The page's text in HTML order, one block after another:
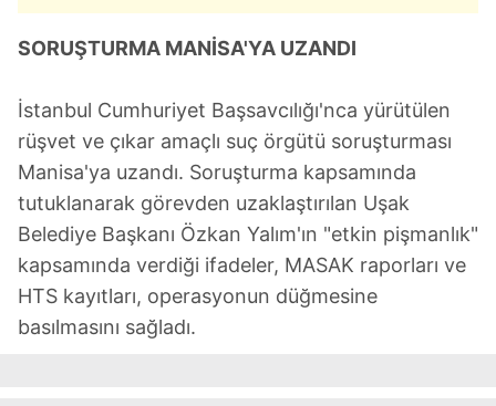
SORUŞTURMA MANİSA'YA UZANDI
İstanbul Cumhuriyet Başsavcılığı'nca yürütülen
rüşvet ve çıkar amaçlı suç örgütü soruşturması
Manisa'ya uzandı. Soruşturma kapsamında
tutuklanarak görevden uzaklaştırılan Uşak
Belediye Başkanı Özkan Yalım'ın "etkin pişmanlık"
kapsamında verdiği ifadeler, MASAK raporları ve
HTS kayıtları, operasyonun düğmesine
basılmasını sağladı.